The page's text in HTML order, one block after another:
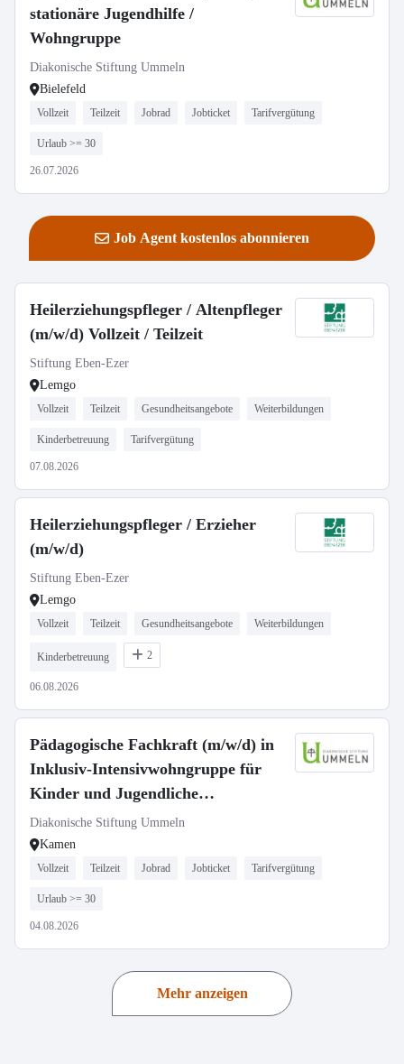
stationäre Jugendhilfe /
Wohngruppe
Diakonische Stiftung Ummeln
Bielefeld
Vollzeit Teilzeit Jobrad Jobticket Tarifvergütung
Urlaub >= 30
26.07.2026
Job Agent kostenlos abonnieren
Heilerziehungspfleger / Altenpfleger
(m/w/d) Vollzeit / Teilzeit
Stiftung Eben-Ezer
Lemgo
Vollzeit Teilzeit Gesundheitsangebote Weiterbildungen
Kinderbetreuung Tarifvergütung
07.08.2026
Heilerziehungspfleger / Erzieher
(m/w/d)
Stiftung Eben-Ezer
Lemgo
Vollzeit Teilzeit Gesundheitsangebote Weiterbildungen
Kinderbetreuung 2
06.08.2026
Pädagogische Fachkraft (m/w/d) in
Inklusiv-Intensivwohngruppe für
Kinder und Jugendliche
Heilerziehungspfleger*in,
Erzieher*in, Sozialpädagog*in
Diakonische Stiftung Ummeln
Kamen
Vollzeit Teilzeit Jobrad Jobticket Tarifvergütung
Urlaub >= 30
04.08.2026
Mehr anzeigen